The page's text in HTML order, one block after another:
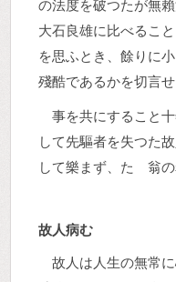
の法度を破つたが無
大石良雄に比べるこ
を思ふとき、餘りに
殘酷であるかを切言
事を共にすること
して先驅者を失つた
して樂まず、たゞ翁
故人病む
故人は人生の無常